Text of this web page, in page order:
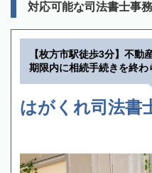
対応可能な司法書士事
【枚方市駅徒歩3分】不動
期限内に相続手続きを終わ
はがくれ司法書